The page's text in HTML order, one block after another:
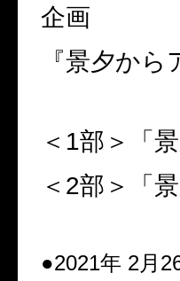
企画
『景夕か
＜ 1部＞「
＜ 2部＞「
●2021年 2月